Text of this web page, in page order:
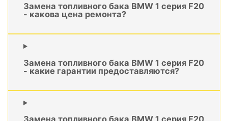
Замена топливного бака BMW 1 серия F20
- какова цена ремонта?
Замена топливного бака BMW 1 серия F20
- какие гарантии предоставляются?